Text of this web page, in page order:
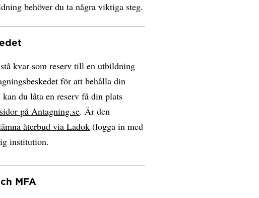
behöver du ta några viktiga steg.
kvar som reserv till en utbildning
för att behålla din
du låta en reserv få din plats
på Antagning.se. Är den
återbud via Ladok (logga in med
institution.
MFA